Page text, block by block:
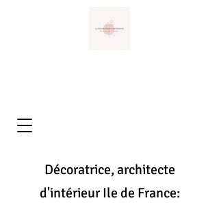
Décoratrice, architecte
d'intérieur Ile de France: